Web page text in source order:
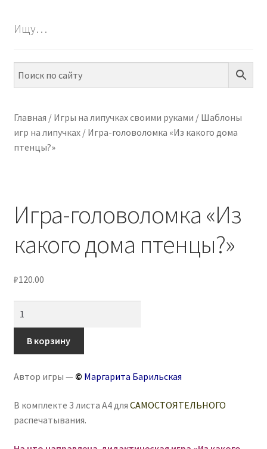
ПО НАВЫКАМ
МЕТОДИКИ
КОНТАКТЫ
Ищу…
Главная / Игры на липучках своими руками / Шаблоны
игр на липучках/ Игра-головоломка «Из какого дома
птенцы?»
Игра-головоломка «Из
какого дома птенцы?»
₽120.00
Игра-
головоломка
какого
птенцы?»
В корзину
Автор игры — © Маргарита Барильская
В комплекте 3 листа А4 для САМОСТОЯТЕЛЬНОГО
распечатывания.